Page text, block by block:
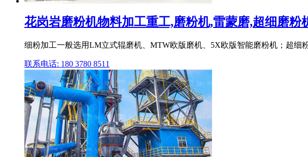
花岗岩磨粉机物料加工重工,磨粉机,雷蒙磨,超细磨粉
细粉加工一般选用LM立式辊磨机、MTW欧版磨机、5X欧版智能磨粉机；超细
联系电话: 180 3780 8511